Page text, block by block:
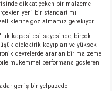
dikkat çeken bir malzeme
yeni bir standart mı
göz atmamız gerekiyor.
kapasitesi sayesinde, birçok
dielektrik kayıpları ve yüksek
devrelerde aranan bir malzeme
mükemmel performans gösteren
geniş bir yelpazede